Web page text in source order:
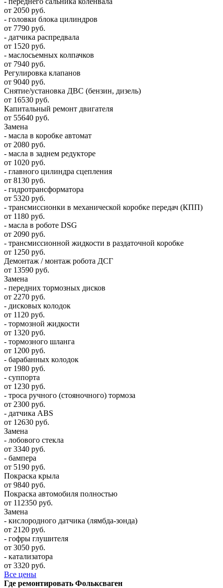
от 2050 руб.
- головки блока цилиндров
от 7790 руб.
- датчика распредвала
от 1520 руб.
- маслосьемных колпачков
от 7940 руб.
Регулировка клапанов
от 9040 руб.
Снятие/установка ДВС (бензин, дизель)
от 16530 руб.
Капитальный ремонт двигателя
от 55640 руб.
Замена
- масла в коробке автомат
от 2080 руб.
- масла в заднем редукторе
от 1020 руб.
- главного цилиндра сцепления
от 8130 руб.
- гидротрансформатора
от 5320 руб.
- трансмиссионки в механической коробке передач (КПП)
от 1180 руб.
- масла в роботе DSG
от 2090 руб.
- трансмиссионной жидкости в раздаточной коробке
от 1250 руб.
Демонтаж / монтаж робота ДСГ
от 13590 руб.
Замена
- передних тормозных дисков
от 2270 руб.
- дисковых колодок
от 1120 руб.
- тормозной жидкости
от 1320 руб.
- тормозного шланга
от 1200 руб.
- барабанных колодок
от 1980 руб.
- суппорта
от 1230 руб.
- троса ручного (стояночного) тормоза
от 2300 руб.
- датчика ABS
от 12630 руб.
Замена
- лобового стекла
от 3340 руб.
- бампера
от 5190 руб.
Покраска крыла
от 9840 руб.
Покраска автомобиля полностью
от 112350 руб.
Замена
- кислородного датчика (лямбда-зонда)
от 2120 руб.
- гофры глушителя
от 3050 руб.
- катализатора
от 3320 руб.
Все цены
Где ремонтировать Фолькcваген